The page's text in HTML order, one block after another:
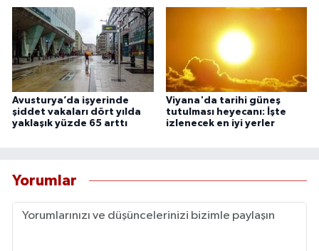
Avusturya’da işyerinde
şiddet vakaları dört yılda
yaklaşık yüzde 65 arttı
Viyana'da tarihi güneş
tutulması heyecanı: İşte
izlenecek en iyi yerler
Yorumlar